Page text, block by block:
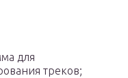
для
треков;